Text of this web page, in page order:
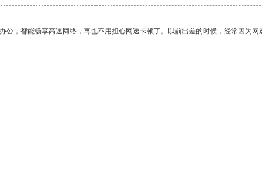
，都能畅享高速网络，再也不用担心网速卡顿了。以前出差的时候，经常因为